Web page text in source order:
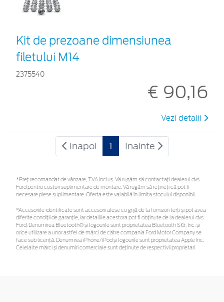
Kit de prezoane dimensiunea
filetului M14
2375540
€ 90,16
Vezi detalii
Inapoi 1 Inainte
*Preţ recomandat de vânzare, TVA inclus. Vă rugăm să contactaţi dealerul dvs.
Ford pentru costuri suplimentare de montare. Vă rugăm să rețineți că pot fi
necesare piese suplimentare. Oferta este valabilă în limita stocului disponibil.
*Accesoriile identificate sunt accesorii alese cu grijă de la furnizori terți și pot avea
diferite condiții de garanție, iar detaliile acestora pot fi obținute de la dealerul dvs.
Ford. Denumirea Bluetooth® și logourile sunt proprietatea Bluetooth SIG, Inc. și
orice utilizare a unor astfel de mărci de către compania Ford Motor Company se
face sub licență. Denumirea iPhone/iPod și logourile sunt proprietatea Apple Inc.
Celelalte mărci și denumiri comerciale sunt deținute de respectivii proprietari